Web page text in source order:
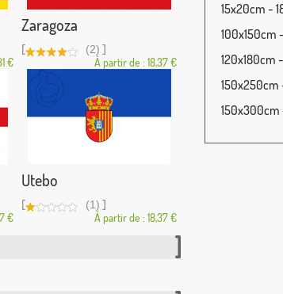
€
Zaragoza
[ (2) ]
À partir de : 18,37 €
€
Utebo
[ (1) ]
À partir de : 18,37 €
15x20cm -
100x150cm
120x180cm
150x250cm
150x300cm